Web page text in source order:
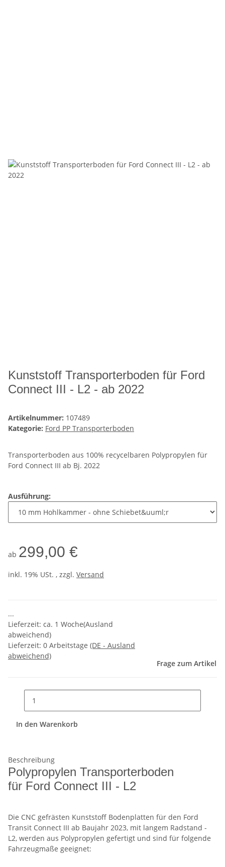
Kunststoff Transporterboden für Ford
Connect III - L2 - ab 2022
Artikelnummer: 107489
Kategorie: Ford PP Transporterboden
Transporterboden aus 100% recycelbaren Polypropylen für
Ford Connect III ab Bj. 2022
Ausführung:
ab 299,00 €
inkl. 19% USt. , zzgl. Versand
...
Lieferzeit: ca. 1 Woche(Ausland
abweichend)
Lieferzeit: 0 Arbeitstage (DE - Ausland
abweichend)
Frage zum Artikel
In den Warenkorb
Beschreibung
Polypropylen Transporterboden
für Ford Connect III - L2
Die CNC gefrästen Kunststoff Bodenplatten für den Ford
Transit Connect III ab Baujahr 2023, mit langem Radstand -
L2, werden aus Polypropylen gefertigt und sind für folgende
Fahrzeugmaße geeignet: